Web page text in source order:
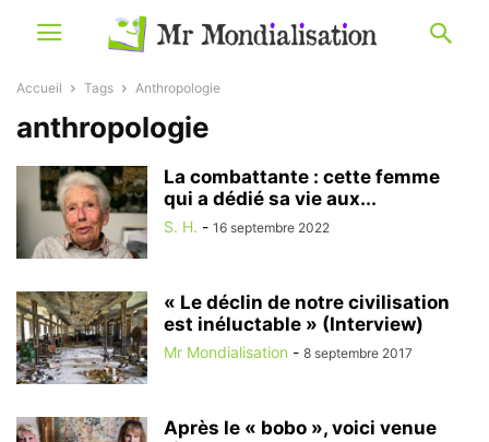
Accueil Tags Anthropologie
anthropologie
La combattante : cette femme
qui a dédié sa vie aux...
S. H. - 16 septembre 2022
« Le déclin de notre civilisation
est inéluctable » (Interview)
Mr Mondialisation - 8 septembre 2017
Après le « bobo », voici venue